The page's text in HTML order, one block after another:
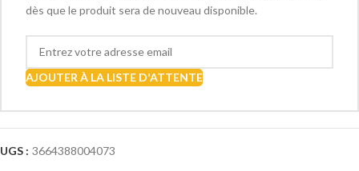
dès que le produit sera de nouveau disponible.
AJOUTER À LA LISTE D'ATTENTE
UGS : 3664388004073